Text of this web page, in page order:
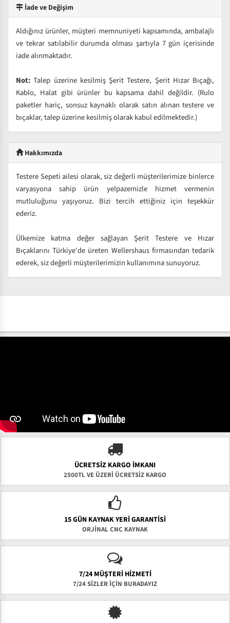
İade ve Değişim
Aldığınız ürünler, müşteri memnuniyeti kapsamında, ambalajlı
ve tekrar satılabilir durumda olması şartıyla 7 gün içerisinde
iade alınmaktadır.
Not: Talep üzerine kesilmiş Şerit Testere, Şerit Hızar Bıçağı,
Kablo, Halat gibi ürünler bu kapsama dahil değildir. (Rulo
paketler hariç, sonsuz kaynaklı olarak satın alınan testere ve
bıçaklar, talep üzerine kesilmiş olarak kabul edilmektedir.)
Hakkımızda
Testere Sepeti ailesi olarak, siz değerli müşterilerimize binlerce
varyasyona sahip ürün yelpazemizle hizmet vermenin
mutluluğunu yaşıyoruz. Bizi tercih ettiğiniz için teşekkür
ederiz.
Ülkemize katma değer sağlayan Şerit Testere ve Hızar
Bıçaklarını Türkiye'de üreten Wellershaus firmasından tedarik
ederek, siz değerli müşterilerimizin kullanımına sunuyoruz.
ÜCRETSIZ KARGO İMKANI
2500TL VE ÜZERİ ÜCRETSİZ KARGO
15 GÜN KAYNAK YERI GARANTISI
ORJİNAL CNC KAYNAK
7/24 MÜŞTERİ HİZMETİ
7/24 SİZLER İÇİN BURADAYIZ